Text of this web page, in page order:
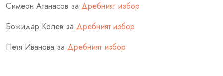
Симеон Атанасов за Дребният избор
Божидар Колев за Дребният избор
Петя Иванова за Дребният избор